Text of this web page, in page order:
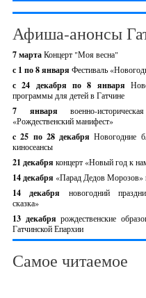
Афиша-анонсы
7 мартаКонцерт "Моя весна"
с 1 по 8 января Фестиваль
с 24 декабря по 8 января
программы для детей в Гатчине
7 январявоенно-
«Рождественский манифест»
c 25 по 28 декабряНовогодние
киносеансы
21 декабря концерт «Новый год к
14 декабря «Парад Дедов Морозов»
14 декабря новогодний
сказка»
13 декабрярождественские
Гатчинской Епархии
Самое читаемое